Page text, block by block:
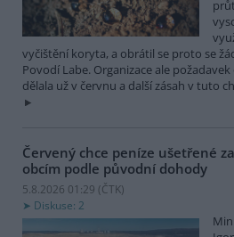
vyčištění koryta, a obrátil se proto se
Povodí Labe. Organizace ale
dělala už v červnu a další zásah v tuto
Červený chce peníze ušetřené
obcím podle původní dohody
5.8.2026 01:29 (ČTK)
Diskuse: 2